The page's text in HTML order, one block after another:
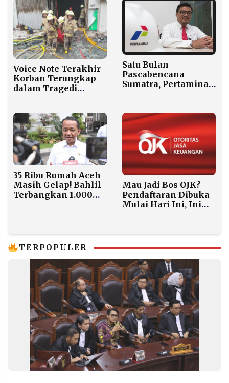
Voice Note Terakhir
Korban Terungkap
dalam Tragedi
Satu Bulan
Pascabencana
Sumatra, Pertamina
Wilayah Terisolasi
35 Ribu Rumah Aceh
Masih Gelap! Bahlil
Terbangkan 1.000
Mau Jadi Bos OJK?
Pendaftaran Dibuka
Mulai Hari Ini, Ini
TERPOPULER